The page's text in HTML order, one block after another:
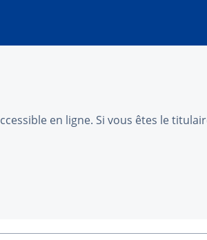
en ligne. Si vous êtes le